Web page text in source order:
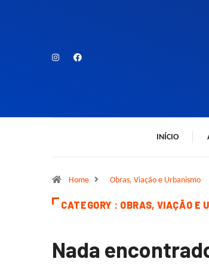
INÍCIO
Home Obras, Viação e Urbanismo
CATEGORY : OBRAS, VIAÇÃO E
Nada